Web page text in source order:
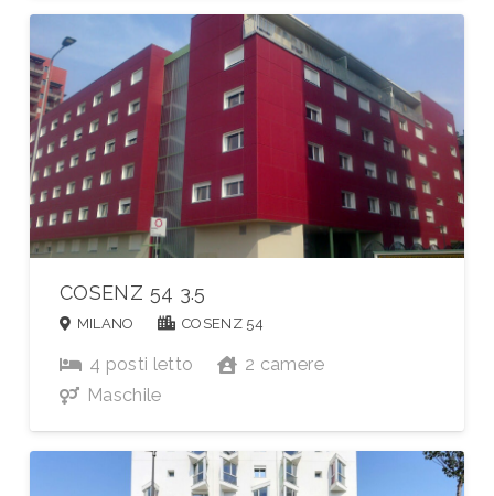
COSENZ 54 3.5
MILANO COSENZ 54
4 posti letto 2 camere
Maschile